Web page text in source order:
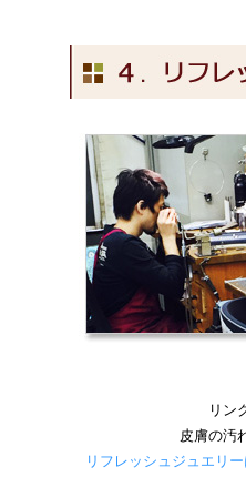
リン
皮膚の汚
リフレッシュジュエリ